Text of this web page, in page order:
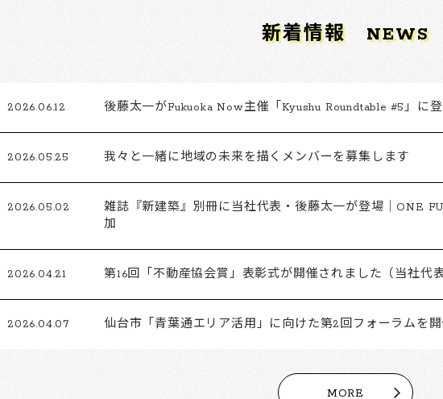
新着情報 NEWS
2026.06.12 後藤太一がFukuoka Now主催「Kyushu Roundtable #5」に登
2026.05.25 我々と一緒に地域の未来を描くメンバーを募集します
2026.05.02
雑誌『新建築』別冊に当社代表・後藤太一が登場｜ONE
加
2026.04.21 第16回「不動産協会賞」表彰式が開催されました（当社代
2026.04.07 仙台市「青葉通エリア活用」に向けた第2回フォーラムを
MORE